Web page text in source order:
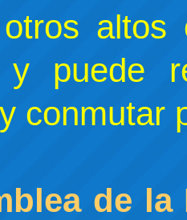
altos
y puede
conmutar
de la